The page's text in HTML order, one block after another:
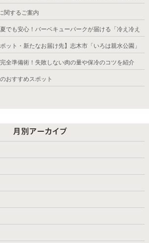
関するご案内
でも安心！バーベキューパークが届ける「冷え冷え
ット・新たなお届け先】志木市「いろは親水公園」
全準備術！失敗しない肉の量や保冷のコツを紹介
おすすめスポット
のお届け